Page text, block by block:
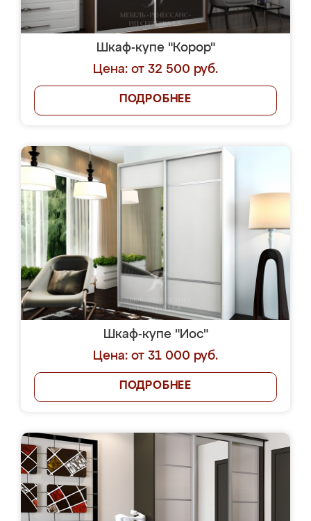
Шкаф-купе "Корор"
Цена: от 32 500 руб.
ПОДРОБНЕЕ
Шкаф-купе "Иос"
Цена: от 31 000 руб.
ПОДРОБНЕЕ